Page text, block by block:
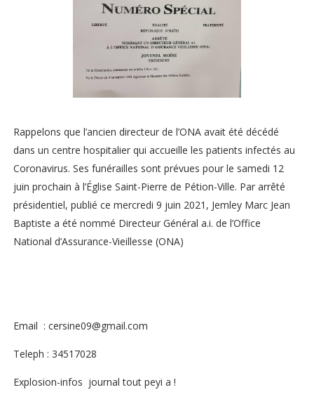
Rappelons que l’ancien directeur de l’ONA avait été décédé
dans un centre hospitalier qui accueille les patients infectés au
Coronavirus. Ses funérailles sont prévues pour le samedi 12
juin prochain à l’Église Saint-Pierre de Pétion-Ville. Par arrêté
présidentiel, publié ce mercredi 9 juin 2021, Jemley Marc Jean
Baptiste a été nommé Directeur Général a.i. de l’Office
National d’Assurance-Vieillesse (ONA)
Email : cersine09@gmail.com
Teleph : 34517028
Explosion-infos journal tout peyi a !